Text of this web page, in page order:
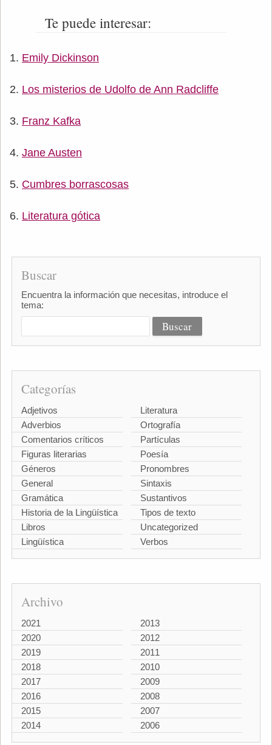
Te puede interesar:
Emily Dickinson
Los misterios de Udolfo de Ann Radcliffe
Franz Kafka
Jane Austen
Cumbres borrascosas
Literatura gótica
Buscar
Encuentra la información que necesitas, introduce el
tema:
Categorías
Adjetivos
Adverbios
Comentarios críticos
Figuras literarias
Géneros
General
Gramática
Historia de la Lingüística
Libros
Lingüística
Literatura
Ortografía
Partículas
Poesía
Pronombres
Sintaxis
Sustantivos
Tipos de texto
Uncategorized
Verbos
Archivo
2021
2020
2019
2018
2017
2016
2015
2014
2013
2012
2011
2010
2009
2008
2007
2006